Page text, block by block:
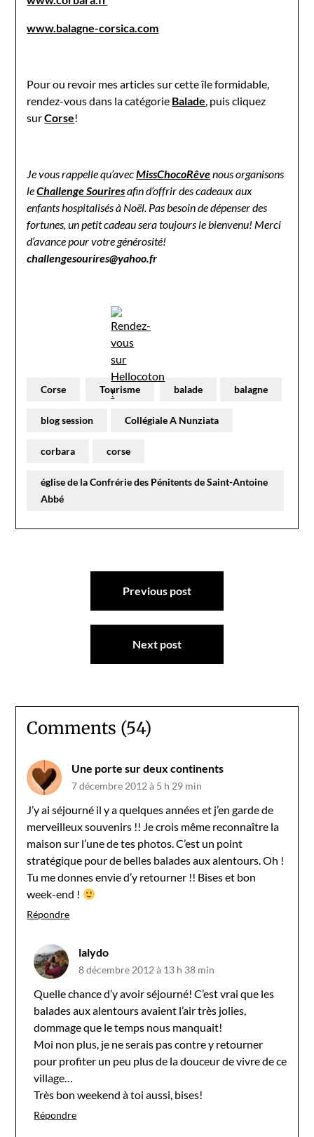
www.balagne-corsica.com
Pour ou revoir mes articles sur cette île formidable,
rendez-vous dans la catégorie Balade, puis cliquez
surCorse!
Je vous rappelle qu’avecMissChocoRêvenous organisons
leChallenge Souriresafin d’offrir des cadeaux aux
enfants hospitalisés à Noël. Pas besoin de dépenser des
fortunes, un petit cadeau sera toujours le bienvenu! Merci
d’avance pour votre générosité!
challengesourires@yahoo.fr
Corse Tourisme balade balagne
blog session Collégiale A Nunziata
corbara corse
église de la Confrérie des Pénitents de Saint-Antoine
Abbé
Navigation
Previous post
Next post
Comments (54)
Une porte sur deux continents
7 décembre 2012 à 5 h 29 min
J’y ai séjourné il y a quelques années et j’en garde de
merveilleux souvenirs !! Je crois même reconnaître la
maison sur l’une de tes photos. C’est un point
stratégique pour de belles balades aux alentours. Oh !
Tu me donnes envie d’y retourner !! Bises et bon
week-end !
Répondre
lalydo
8 décembre 2012 à 13 h 38 min
Quelle chance d’y avoir séjourné! C’est vrai que les
balades aux alentours avaient l’air très jolies,
dommage que le temps nous manquait!
Moi non plus, je ne serais pas contre y retourner
pour profiter un peu plus de la douceur de vivre de ce
village…
Très bon weekend à toi aussi, bises!
Répondre